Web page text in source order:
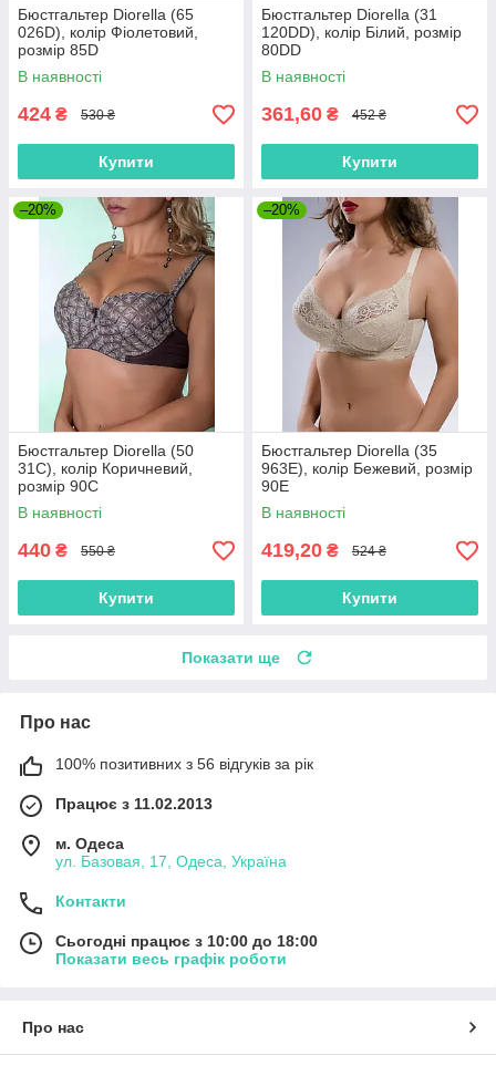
Бюстгальтер Diorella (65
026D), колір Фіолетовий,
розмір 85D
В наявності
424 ₴ 530 ₴
Купити
Бюстгальтер Diorella (31
120DD), колір Білий, розмір
80DD
В наявності
361,60 ₴ 452 ₴
Купити
–20%
Бюстгальтер Diorella (50
31C), колір Коричневий,
розмір 90C
В наявності
440 ₴ 550 ₴
Купити
–20%
Бюстгальтер Diorella (35
963E), колір Бежевий, розмір
90E
В наявності
419,20 ₴ 524 ₴
Купити
Показати ще
Про нас
100% позитивних з 56 відгуків за рік
Працює з 11.02.2013
м. Одеса
ул. Базовая, 17, Одеса, Україна
Контакти
Сьогодні працює з 10:00 до 18:00
Показати весь графік роботи
Про нас